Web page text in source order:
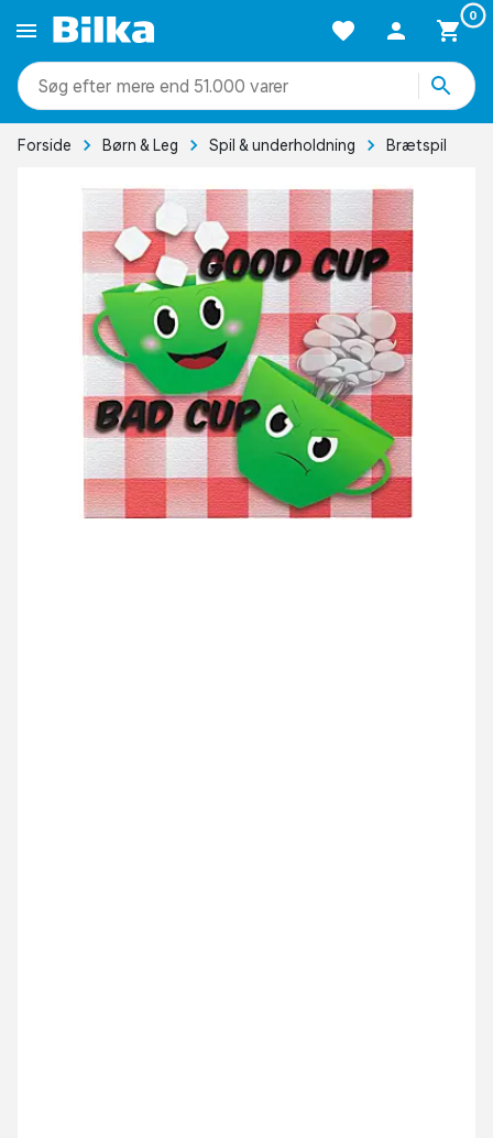
0
mere end 51.000 varer
Forside Børn & Leg Spil & underholdning Brætspil